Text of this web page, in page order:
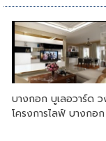
บางกอก บูเลอวาร์ด
โครงการไลฟ์ บางกอ